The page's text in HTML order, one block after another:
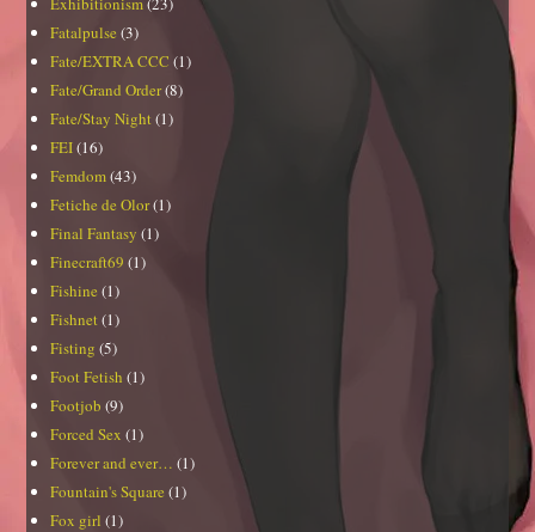
Fatalpulse (3)
Fate/EXTRA CCC (1)
Fate/Grand Order(8)
Fate/Stay Night (1)
FEI(16)
Femdom(43)
Fetiche de Olor(1)
Final Fantasy (1)
Finecraft69 (1)
Fishine (1)
Fishnet (1)
Fisting (5)
Foot Fetish (1)
Footjob (9)
Forced Sex (1)
Forever and ever… (1)
Fountain's Square (1)
Fox girl (1)